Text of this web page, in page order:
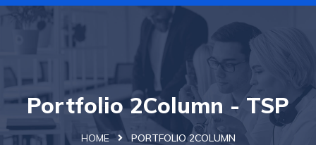
Portfolio 2Column - TSP
HOME PORTFOLIO 2COLUMN